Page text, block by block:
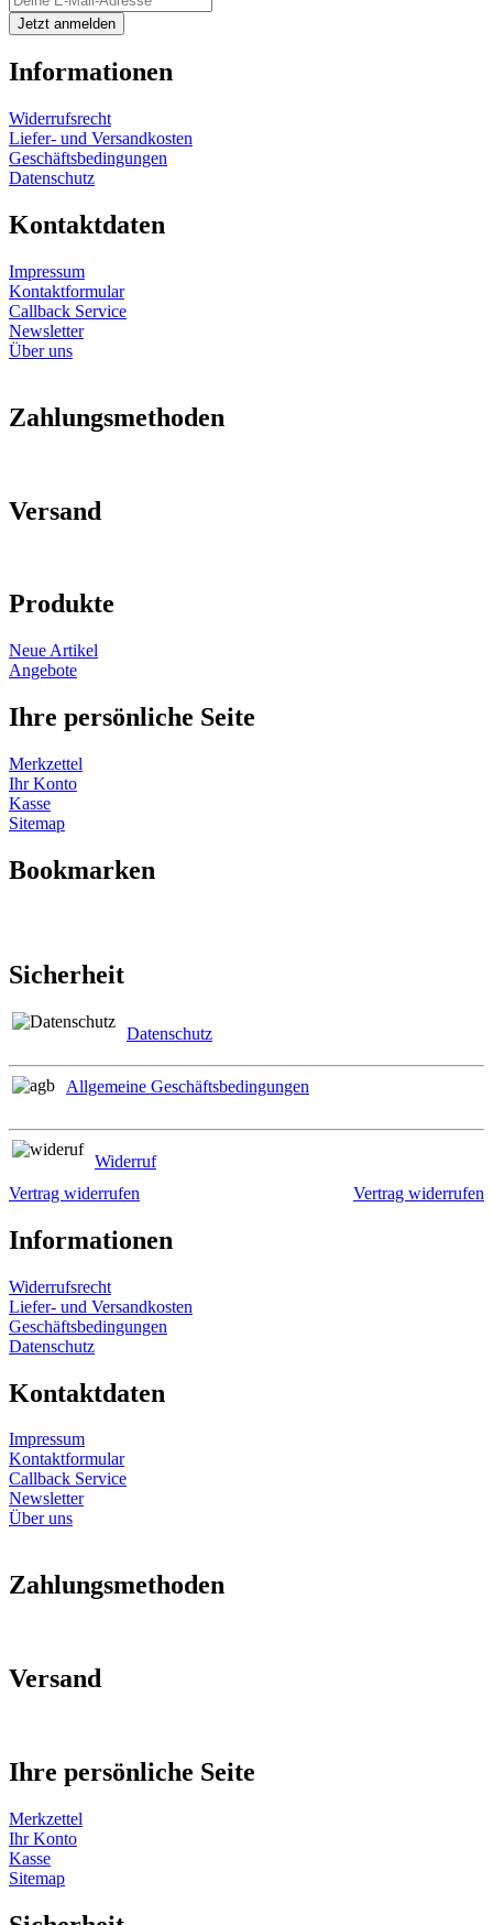
Informationen
Widerrufsrecht
Liefer- und Versandkosten
Geschäftsbedingungen
Datenschutz
Kontaktdaten
Impressum
Kontaktformular
Callback Service
Newsletter
Über uns
Zahlungsmethoden
Versand
Produkte
Neue Artikel
Angebote
Ihre persönliche Seite
Merkzettel
Ihr Konto
Kasse
Sitemap
Bookmarken
Sicherheit
Datenschutz
Allgemeine Geschäftsbedingungen
Widerruf
Vertrag widerrufen
Vertrag widerrufen
Informationen
Widerrufsrecht
Liefer- und Versandkosten
Geschäftsbedingungen
Datenschutz
Kontaktdaten
Impressum
Kontaktformular
Callback Service
Newsletter
Über uns
Zahlungsmethoden
Versand
Ihre persönliche Seite
Merkzettel
Ihr Konto
Kasse
Sitemap